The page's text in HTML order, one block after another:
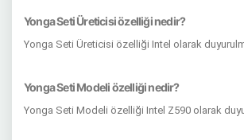
Yonga Seti Üreticisi özelliği nedir?
Yonga Seti Üreticisi özelliği Intel olarak
Yonga Seti Modeli özelliği nedir?
Yonga Seti Modeli özelliği Intel Z590 olarak